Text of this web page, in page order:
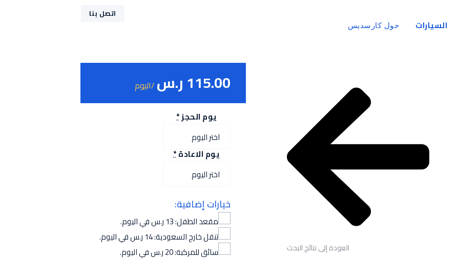
اتصل بنا
حول كارسديس السيارات
115.00ر.س /اليوم
يوم الحجز*
يوم الاعادة*
خيارات إضافية:
مقعد الطفل: 13 ر.س في اليوم.
تنقل خارج السعودية: 14 ر.س في اليوم.
سائق للمركبة: 20 ر.س في اليوم.
العودة إلى نتائج البحث